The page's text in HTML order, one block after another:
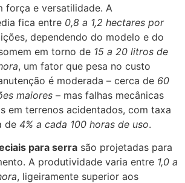
força e versatilidade. A
fica entre 0,8 a 1,2 hectares por
dependendo do modelo e do
em torno de 15 a 20 litros de
, um fator que pesa no custo
é moderada – cerca de 60
maiores – mas falhas mecânicas
em terrenos acidentados, com taxa
de 4% a cada 100 horas de uso.
para serra são projetadas para
A produtividade varia entre 1,0 a
, ligeiramente superior aos